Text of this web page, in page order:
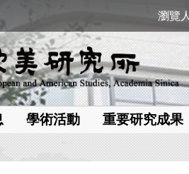
瀏覽
學術活動 重要研究成果